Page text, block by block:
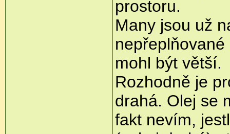
prostoru.
Many jsou už
mohl být větší.
Rozhodně je
drahá. Olej se
fakt nevím,